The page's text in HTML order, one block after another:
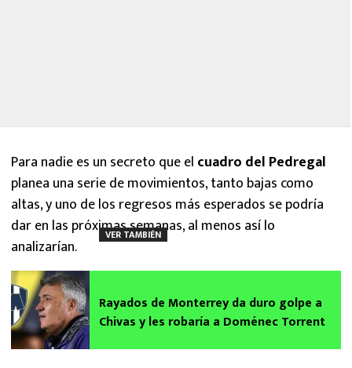
Para nadie es un secreto que el cuadro del Pedregal
planea una serie de movimientos, tanto bajas como
altas, y uno de los regresos más esperados se podría
dar en las próximas semanas, al menos así lo
analizarían.
VER TAMBIÉN
Rayados de Monterrey da duro golpe a
Chivas y les robaría a Doménec Torrent